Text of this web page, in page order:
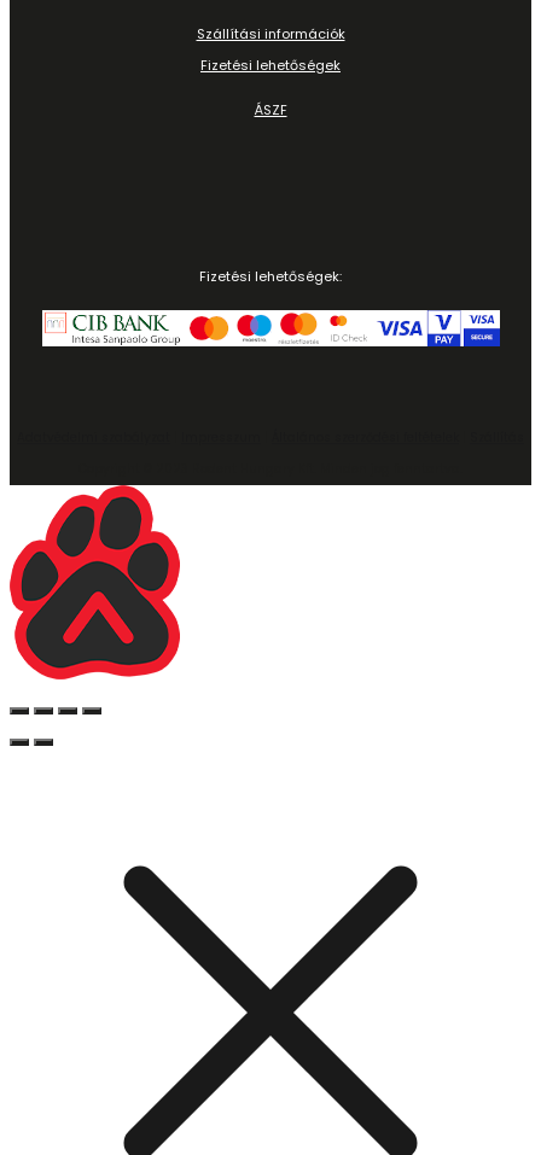
Szállítási információk
Fizetési lehetőségek
ÁSZF
Fizetési lehetőségek: